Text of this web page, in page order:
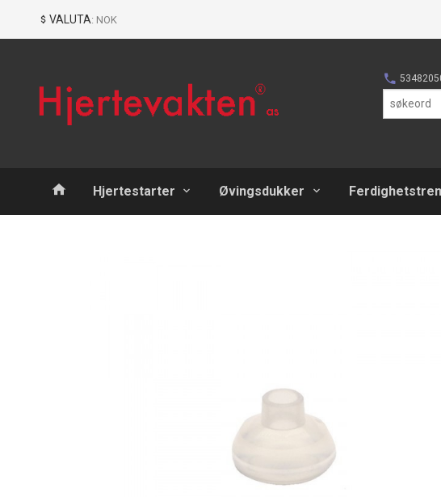
VALUTA: NOK
Produkter
Hjertestarter Øvingsdukker